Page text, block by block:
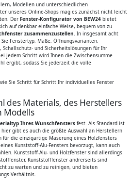
Modellen und unterschiedlichen
unseres Online-Shops mag es zunächst nicht leicht
Der Fenster-Konfigurator von BEW24bietet
auf denkbar einfache Weise, bequem von zu
zusammenzustellen. In insgesamt acht
Fenstertyp, Maße, Öffnungsvarianten,
Schallschutz- und Sicherheitslösungen für Ihr
jedem Schritt wird Ihnen die Zwischensumme
ergibt, sodass Sie jederzeit die volle
Sie Schritt für Schritt Ihr individuelles Fenster
des Materials, des Herstellers
Modells
Ihres Wunschfenstersfest. Als Standard ist
gibt es auch die größte Auswahl an Herstellern
für die einzigartige Maserung eines Holzfensters
Kunststoff-Alu-Fensters bevorzugt, kann auch
Kunststoff-Alu- und Holzfenster sind allerdings
Kunststofffenster andrerseits sind
zu warten und zu reinigen, und bieten
Verhältnis.